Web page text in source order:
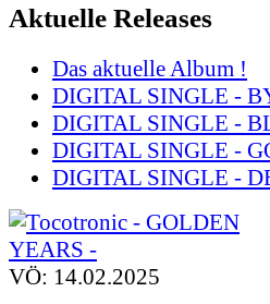
Aktuelle Releases
Das aktuelle Album !
DIGITAL SINGLE -
DIGITAL SINGLE -
DIGITAL SINGLE -
DIGITAL SINGLE -
VÖ: 14.02.2025